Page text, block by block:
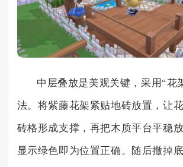
中层叠放是美观关键，采用“花
法。将紫藤花架紧贴地砖放置，让
砖格形成支撑，再把木质平台平稳
显示绿色即为位置正确。随后撤掉